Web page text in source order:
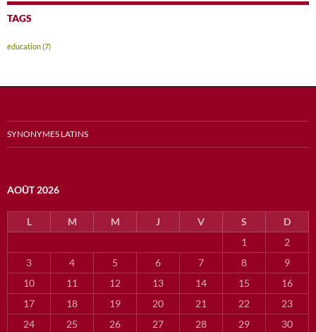
TAGS
éducation(7)
SYNONYMES LATINS
AOÛT 2026
L M M J V S
D
1
2
3
4 5 6 7 8
9
10
11 12 13 14 15
16
17
18 19 20 21 22
23
24
25 26 27 28 29 30